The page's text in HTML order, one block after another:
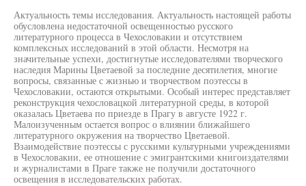
Актуальность темы исследования. Актуальность настоящей работы
обусловлена недостаточной освещенностью русского
литературного процесса в Чехословакии и отсутствием
комплексных исследований в этой области. Несмотря на
значительные успехи, достигнутые исследователями творческого
наследия Марины Цветаевой за последние десятилетия, многие
вопросы, связанные с жизнью и творчеством поэтессы в
Чехословакии, остаются открытыми. Особый интерес представляет
реконструкция чехословацкой литературной среды, в которой
оказалась Цветаева по приезде в Прагу в августе 1922 г.
Малоизученным остается вопрос о влиянии ближайшего
литературного окружения на творчество Цветаевой.
Взаимодействие поэтессы с русскими культурными учреждениями
в Чехословакии, ее отношение с эмигрантскими книгоиздателями
и журналистами в Праге также не получили достаточного
освещения в исследовательских работах.